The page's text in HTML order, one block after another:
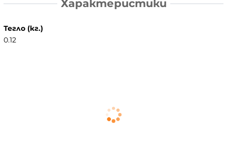
Характеристики
Тегло (кг.)
0.12